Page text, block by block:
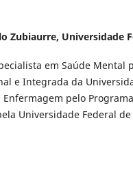
Zubiaurre, Universidade
em Saúde Mental
e Integrada da
pelo
Universidade Federal